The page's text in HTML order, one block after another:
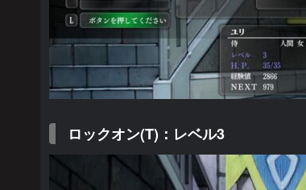
ロックオン(T)：レベル3